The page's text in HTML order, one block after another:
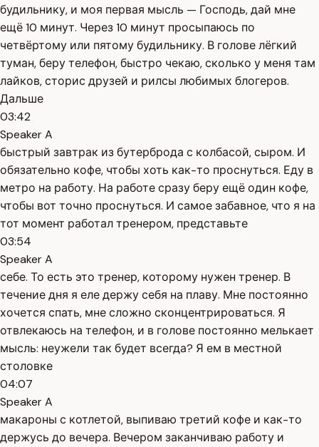
будильнику, и моя первая мысль — Господь, дай мне
ещё 10 минут. Через 10 минут просыпаюсь по
четвёртому или пятому будильнику. В голове лёгкий
туман, беру телефон, быстро чекаю, сколько у меня там
лайков, сторис друзей и рилсы любимых блогеров.
Дальше
03:42
Speaker A
быстрый завтрак из бутерброда с колбасой, сыром. И
обязательно кофе, чтобы хоть как-то проснуться. Еду в
метро на работу. На работе сразу беру ещё один кофе,
чтобы вот точно проснуться. И самое забавное, что я на
тот момент работал тренером, представьте
03:54
Speaker A
себе. То есть это тренер, которому нужен тренер. В
течение дня я еле держу себя на плаву. Мне постоянно
хочется спать, мне сложно сконцентрироваться. Я
отвлекаюсь на телефон, и в голове постоянно мелькает
мысль: неужели так будет всегда? Я ем в местной
столовке
04:07
Speaker A
макароны с котлетой, выпиваю третий кофе и как-то
держусь до вечера. Вечером заканчиваю работу и